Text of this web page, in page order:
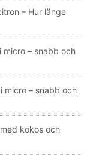
– Hur länge
micro – snabb och
micro – snabb och
kokos och